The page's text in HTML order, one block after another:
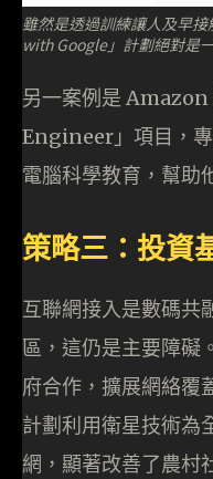
雖然是透過訓練讓人及早
with Google」計劃絕對是
另一案例是
Engineer」項目，
電腦科學教育，幫助
策略三：投資
互聯網接入是數碼共
區，這仍是主要障礙
府合作，擴展網絡
計劃利用衛星技術為
網，顯著改善了農村